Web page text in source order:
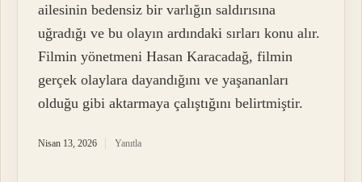
ailesinin bedensiz bir varlığın saldırısına
uğradığı ve bu olayın ardındaki sırları konu alır.
Filmin yönetmeni Hasan Karacadağ, filmin
gerçek olaylara dayandığını ve yaşananları
olduğu gibi aktarmaya çalıştığını belirtmiştir.
Nisan 13, 2026 Yanıtla